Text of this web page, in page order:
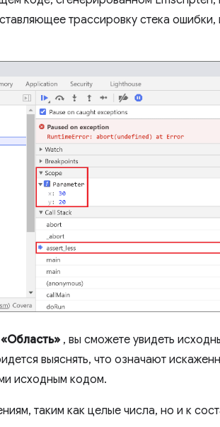
трассировку стека ошибки,
«Область» , вы сможете увидеть
выяснять, что означают
исходным кодом.
таким как целые числа, но и к